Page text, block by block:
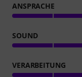
ANSPRACHE
SOUND
VERARBEITUNG